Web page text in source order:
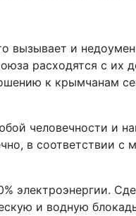
вызывает и
расходятся с их
к крымчанам
человечности и
в соответствии
электроэнергии.
и водную